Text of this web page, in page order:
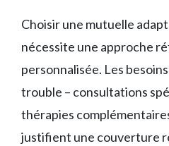
Choisir une mutuelle
nécessite une approche
personnalisée. Les
trouble – consultations
thérapies
justifient une couverture